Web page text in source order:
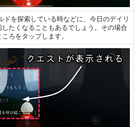
を探索している時などに、今日のデイリ
たくなることもあるでしょう。その場合
ろをタップします。